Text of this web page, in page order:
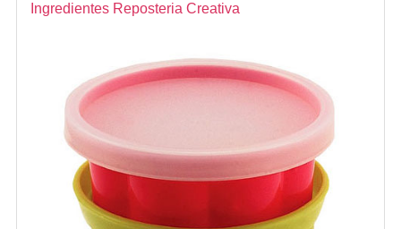
Ingredientes Reposteria Creativa